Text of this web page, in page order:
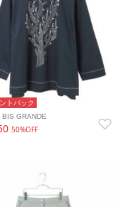
トバック
BIS GRANDE
50%OFF